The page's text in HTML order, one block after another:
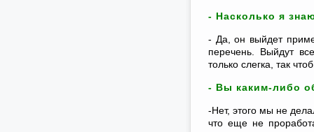
- Насколько я
- Да, он выйдет
перечень. Выйдут
только слегка, так
- Вы каким-либо
-Нет, этого мы не
что еще не